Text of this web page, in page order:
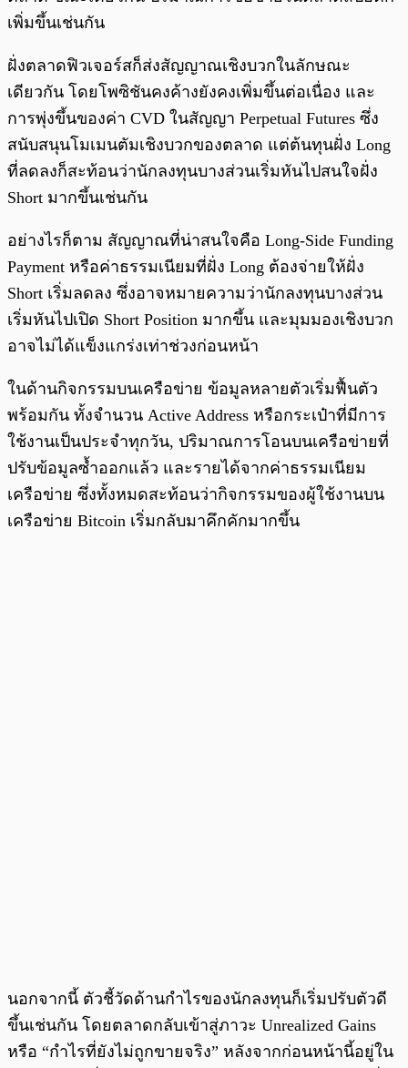
เพิ่มขึ้นเช่นกัน
ฝั่งตลาดฟิวเจอร์สก็ส่งสัญญาณเชิงบวกในลักษณะ
เดียวกัน โดยโพซิชันคงค้างยังคงเพิ่มขึ้นต่อเนื่อง และ
การพุ่งขึ้นของค่า CVD ในสัญญา Perpetual Futures ซึ่ง
สนับสนุนโมเมนตัมเชิงบวกของตลาด แต่ต้นทุนฝั่ง Long
ที่ลดลงก็สะท้อนว่านักลงทุนบางส่วนเริ่มหันไปสนใจฝั่ง
Short มากขึ้นเช่นกัน
อย่างไรก็ตาม สัญญาณที่น่าสนใจคือ Long-Side Funding
Payment หรือค่าธรรมเนียมที่ฝั่ง Long ต้องจ่ายให้ฝั่ง
Short เริ่มลดลง ซึ่งอาจหมายความว่านักลงทุนบางส่วน
เริ่มหันไปเปิด Short Position มากขึ้น และมุมมองเชิงบวก
อาจไม่ได้แข็งแกร่งเท่าช่วงก่อนหน้า
ในด้านกิจกรรมบนเครือข่าย ข้อมูลหลายตัวเริ่มฟื้นตัว
พร้อมกัน ทั้งจำนวน Active Address หรือกระเป๋าที่มีการ
ใช้งานเป็นประจำทุกวัน, ปริมาณการโอนบนเครือข่ายที่
ปรับข้อมูลซ้ำออกแล้ว และรายได้จากค่าธรรมเนียม
เครือข่าย ซึ่งทั้งหมดสะท้อนว่ากิจกรรมของผู้ใช้งานบน
เครือข่าย Bitcoin เริ่มกลับมาคึกคักมากขึ้น
นอกจากนี้ ตัวชี้วัดด้านกำไรของนักลงทุนก็เริ่มปรับตัวดี
ขึ้นเช่นกัน โดยตลาดกลับเข้าสู่ภาวะ Unrealized Gains
หรือ “กำไรที่ยังไม่ถูกขายจริง” หลังจากก่อนหน้านี้อยู่ใน